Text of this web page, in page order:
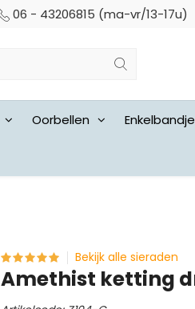
06 - 43206815 (ma-vr/13-17u)
Oorbellen
Bekijk alle sieraden
Amethist ketting